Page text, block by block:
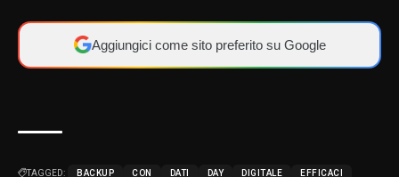
Aggiungici come sito preferito su Google
TAGGED: BACKUP CON DATI DAY DIGITALE
EFFICACI